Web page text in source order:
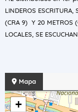
LINDEROS ESCRITURA,
(CRA 9) Y 20 METROS
LOCALES, SE ESCUCHAN
Mapa
+